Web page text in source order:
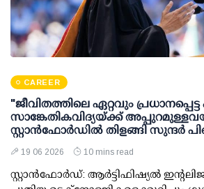
CAREER
"ജീവിതത്തിലെ ഏറ്റവും
സാങ്കേതികവിദ്യയ്ക്ക്
സ്റ്റാൻഫോർഡിൽ തിളങ്ങി സുന്ദർ
19 06 2026 10 mins read
സ്റ്റാൻഫോർഡ്: ആർട്ടിഫിഷ്യൽ